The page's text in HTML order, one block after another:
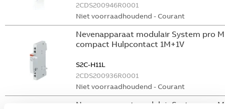
2CDS200946R0001
Niet voorraadhoudend - Courant
Nevenapparaat modulair System pro M
compact Hulpcontact 1M+1V
S2C-H11L
2CDS200936R0001
Niet voorraadhoudend - Courant
Nevenapparaat modulair System pro M